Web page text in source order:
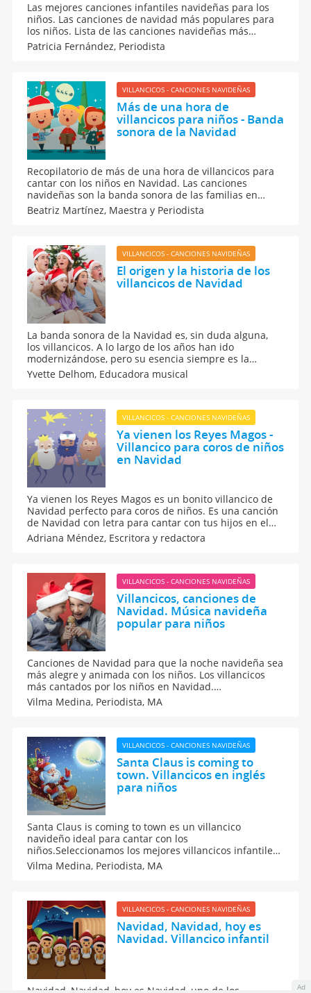
Las mejores canciones infantiles navideñas para los
niños. Las canciones de navidad más populares para
los niños. Lista de las canciones navideñas más
populares y conocidas entre los niños para la navidad
2023. Los villancicos más populares de la Navidad
Patricia Fernández, Periodista
VILLANCICOS - CANCIONES NAVIDEÑAS
Más de una hora de
villancicos para niños - Banda
sonora de la Navidad
Recopilatorio de más de una hora de villancicos para
cantar con los niños en Navidad. Las canciones
navideñas son la banda sonora de las familias en
estas fiestas de Navidad. Mix de villancicos como We
wish you a merry christmas, mi burrito sabanero o los
Beatriz Martínez, Maestra y Periodista
VILLANCICOS - CANCIONES NAVIDEÑAS
El origen y la historia de los
villancicos de Navidad
La banda sonora de la Navidad es, sin duda alguna,
los villancicos. A lo largo de los años han ido
modernizándose, pero su esencia siempre es la
misma. Los nuevos villancicos conviven con los más
clásicos. Pero, ¿cuál es el origen y la historia de las
Yvette Delhom, Educadora musical
VILLANCICOS - CANCIONES NAVIDEÑAS
Ya vienen los Reyes Magos -
Villancico para coros de niños
en Navidad
Ya vienen los Reyes Magos es un bonito villancico de
Navidad perfecto para coros de niños. Es una canción
de Navidad con letra para cantar con tus hijos en el
día de Reyes. Actividades de los Reyes Magos para
disfrutar con los niños de los villancicos de Navidad
Adriana Méndez, Escritora y redactora
VILLANCICOS - CANCIONES NAVIDEÑAS
Villancicos, canciones de
Navidad. Música navideña
popular para niños
Canciones de Navidad para que la noche navideña sea
más alegre y animada con los niños. Los villancicos
más cantados por los niños en Navidad.
Guiainfantil.com ha seleccionado las mejores
canciones de Navidad para que toda la familia y los
Vilma Medina, Periodista, MA
VILLANCICOS - CANCIONES NAVIDEÑAS
Santa Claus is coming to
town. Villancicos en inglés
para niños
Santa Claus is coming to town es un villancico
navideño ideal para cantar con los
niños.Seleccionamos los mejores villancicos infantiles
en inglés para que los padres puedan disfrutarlas con
sus hijos, y aprender idiomas de una manera sencilla:
Vilma Medina, Periodista, MA
VILLANCICOS - CANCIONES NAVIDEÑAS
Navidad, Navidad, hoy es
Navidad. Villancico infantil
Navidad, Navidad, hoy es Navidad, uno de los Ad